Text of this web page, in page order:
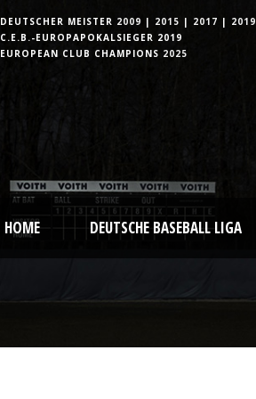
DEUTSCHER MEISTER 2009 | 2015 | 2017 | 2019
C.E.B.-EUROPAPOKALSIEGER 2019
EUROPEAN CLUB CHAMPIONS 2025
HOME DEUTSCHE BASEBALL LIGA